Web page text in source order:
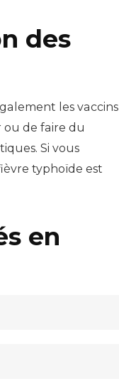
des
les vaccins
ou de faire du
Si vous
typhoïde est
en